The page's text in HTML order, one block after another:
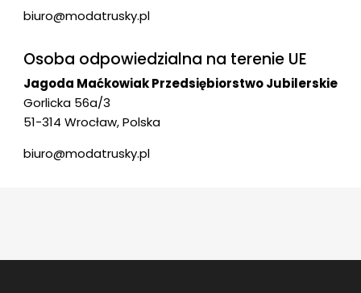
biuro@modatrusky.pl
Osoba odpowiedzialna na terenie UE
Jagoda Maćkowiak Przedsiębiorstwo Jubilerskie
Gorlicka 56a/3
51-314 Wrocław, Polska
biuro@modatrusky.pl